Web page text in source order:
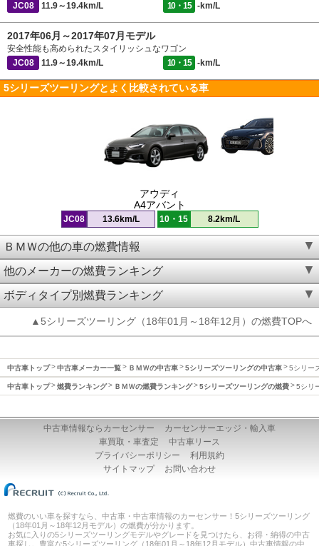
JC08
11.9～19.4km/L 10・15 -km/L
2017年06月～2017年07月モデル
安全性能も高められたスタイリッシュなワゴン
JC08
11.9～19.4km/L 10・15 -km/L
5シリーズツーリングとよく比較されている車
アウディ
A4アバント
JC08 13.6km/L 10・15 8.2km/L
ＢＭＷの他の車の燃費情報
他のメーカーの燃費ランキング
ボディタイプ別燃費ランキング
▲5シリーズツーリング（18年01月～18年12月）の燃費TOPへ
中古車トップ 中古車メーカー一覧 ＢＭＷの中古車 5シリーズツーリングの中古車 5シリー
中古車トップ 燃費ランキング ＢＭＷの燃費ランキング 5シリーズツーリングの燃費 5シリ
中古車情報ならカーセンサー
カーセンサーエッジ・輸入車
車買取・車査定
中古車リース
プライバシーポリシー
利用規約
サイトマップ
お問い合わせ
燃費のいい車を探すなら、中古車・中古車情報のカーセンサー！5シリーズツーリング
（18年01月～18年12月モデル）の燃費が分かります。
お気に入りの5シリーズツーリングモデルやグレードを見つけたら、お得・納得の中古
車探し。豊富な5シリーズツーリング（18年01月～18年12月モデル）中古車情報の中